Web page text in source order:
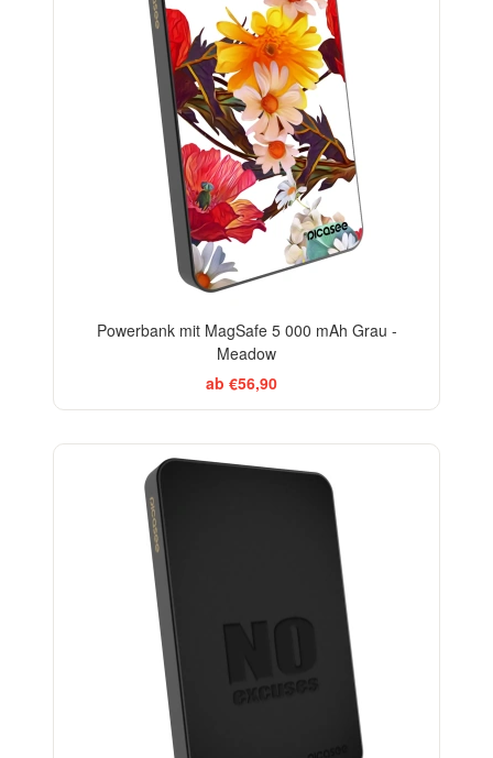
Powerbank mit MagSafe 5 000 mAh Grau -
Meadow
ab €56,90